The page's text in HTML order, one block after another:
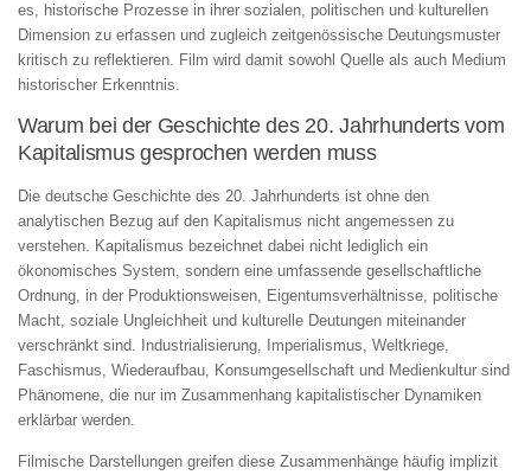
es, historische Prozesse in ihrer sozialen, politischen und kulturellen
Dimension zu erfassen und zugleich zeitgenössische Deutungsmuster
kritisch zu reflektieren. Film wird damit sowohl Quelle als auch Medium
historischer Erkenntnis.
Warum bei der Geschichte des 20. Jahrhunderts vom
Kapitalismus gesprochen werden muss
Die deutsche Geschichte des 20. Jahrhunderts ist ohne den
analytischen Bezug auf den Kapitalismus nicht angemessen zu
verstehen. Kapitalismus bezeichnet dabei nicht lediglich ein
ökonomisches System, sondern eine umfassende gesellschaftliche
Ordnung, in der Produktionsweisen, Eigentumsverhältnisse, politische
Macht, soziale Ungleichheit und kulturelle Deutungen miteinander
verschränkt sind. Industrialisierung, Imperialismus, Weltkriege,
Faschismus, Wiederaufbau, Konsumgesellschaft und Medienkultur sind
Phänomene, die nur im Zusammenhang kapitalistischer Dynamiken
erklärbar werden.
Filmische Darstellungen greifen diese Zusammenhänge häufig implizit